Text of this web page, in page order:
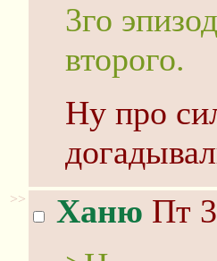
3го
второго.
Ну про
>> Ханю Пт